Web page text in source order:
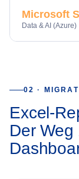
Microsoft
Data & AI (Azure)
02 ·
Excel-
Der